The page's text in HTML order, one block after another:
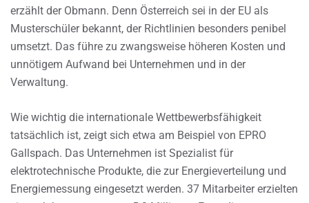
erzählt der Obmann. Denn Österreich sei in der EU als
Musterschüler bekannt, der Richtlinien besonders penibel
umsetzt. Das führe zu zwangsweise höheren Kosten und
unnötigem Aufwand bei Unternehmen und in der
Verwaltung.
Wie wichtig die internationale Wettbewerbsfähigkeit
tatsächlich ist, zeigt sich etwa am Beispiel von EPRO
Gallspach. Das Unternehmen ist Spezialist für
elektrotechnische Produkte, die zur Energieverteilung und
Energiemessung eingesetzt werden. 37 Mitarbeiter erzielten